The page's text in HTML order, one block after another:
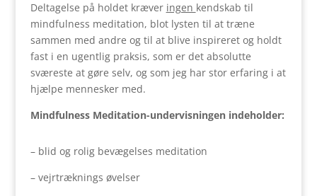
Deltagelse på holdet kræver ingen kendskab til
mindfulness meditation, blot lysten til at træne
sammen med andre og til at blive inspireret og holdt
fast i en ugentlig praksis, som er det absolutte
sværeste at gøre selv, og som jeg har stor erfaring i at
hjælpe mennesker med.
Mindfulness Meditation-undervisningen indeholder:
– blid og rolig bevægelses meditation
– vejrtræknings øvelser